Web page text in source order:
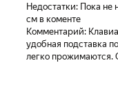
Недостатки: Пока не
см в коменте
Комментарий:
удобная подставка
легко прожимаются.